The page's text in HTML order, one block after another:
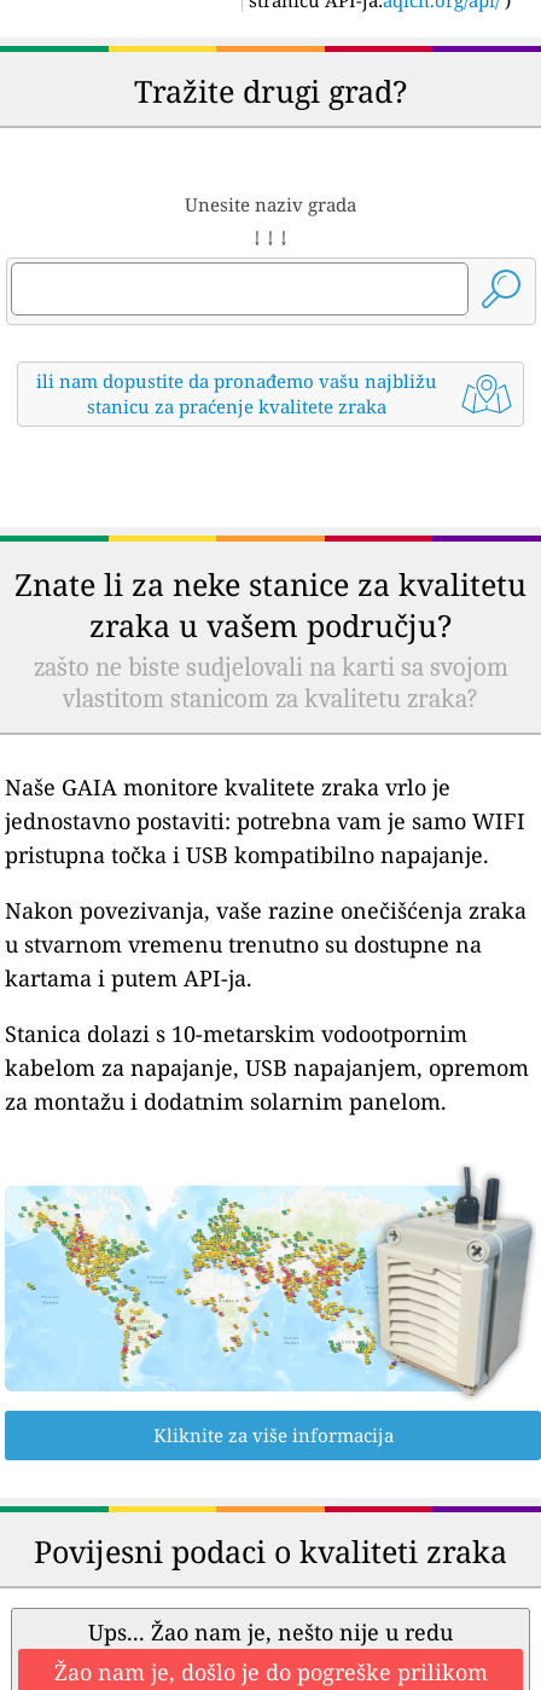
Tražite drugi grad?
Unesite naziv grada
↓ ↓ ↓
ili nam dopustite da pronađemo vašu najbližu
stanicu za praćenje kvalitete zraka
Znate li za neke stanice za kvalitetu
zraka u vašem području?
zašto ne biste sudjelovali na karti sa svojom
vlastitom stanicom za kvalitetu zraka?
Naše GAIA monitore kvalitete zraka vrlo je
jednostavno postaviti: potrebna vam je samo WIFI
pristupna točka i USB kompatibilno napajanje.
Nakon povezivanja, vaše razine onečišćenja zraka
u stvarnom vremenu trenutno su dostupne na
kartama i putem API-ja.
Stanica dolazi s 10-metarskim vodootpornim
kabelom za napajanje, USB napajanjem, opremom
za montažu i dodatnim solarnim panelom.
Kliknite za više informacija
Povijesni podaci o kvaliteti zraka
Ups... Žao nam je, nešto nije u redu
Žao nam je, došlo je do pogreške prilikom